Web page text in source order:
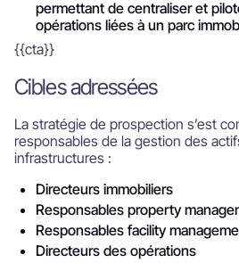
permettant de centraliser et
opérations liées à un parc
{{cta}}
Cibles adressées
La stratégie de prospection s’est
responsables de la gestion des
infrastructures :
Directeurs immobiliers
Responsables property
Responsables facility
Directeurs des opérations